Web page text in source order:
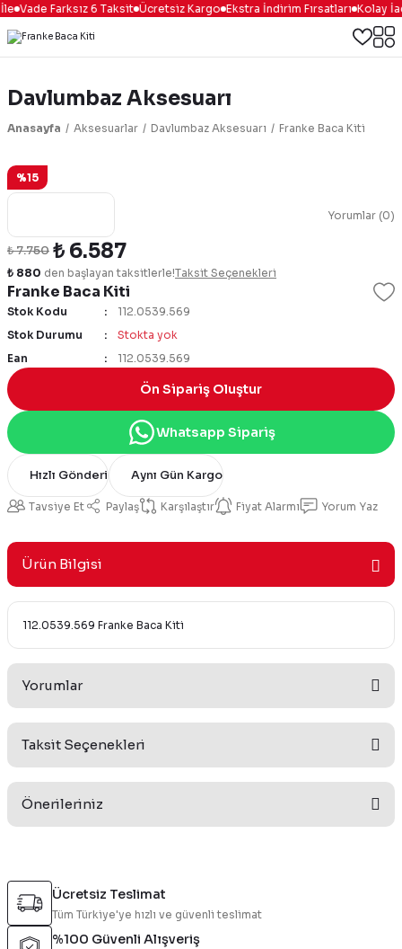
Vade Farksız 6 Taksit Ücretsiz Kargo Ekstra İndirim Fırsatları Kolay
Davlumbaz Aksesuarı
Anasayfa Aksesuarlar Davlumbaz Aksesuarı Franke Baca Kiti
%15
Yorumlar (0)
Franke Baca Kiti
₺ 7.750 ₺ 6.587
₺ 880 den başlayan taksitlerle!Taksit Seçenekleri
Stok Kodu
112.0539.569
Stok Durumu
Stokta yok
Ean
112.0539.569
Ön Sipariş Oluştur
Whatsapp Sipariş
Hızlı Gönderi Aynı Gün Kargo
Tavsiye Et Paylaş Karşılaştır Fiyat Alarmı Yorum Yaz
Ürün Bilgisi
112.0539.569 Franke Baca Kiti
Yorumlar
Yorum Yaz
Taksit Seçenekleri
Önerileriniz
konularda yetersiz gördüğünüz noktaları öneri formunu
kullanarak tarafımıza iletebilirsiniz.
Görüş ve önerileriniz için teşekkür ederiz.
Ücretsiz Teslimat
Tüm Türkiye'ye hızlı ve güvenli teslimat
%100 Güvenli Alışveriş